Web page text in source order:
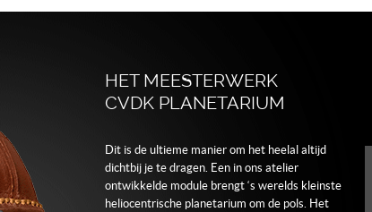
wit gerhodineerde index, gerhodineerd
Planetarium met gekleurde Zon en Aarde.
Bruin leder.
Sluiting
18 kt. witgouden gesp met logo gravure.
HET MEESTERWERK
CVDK PLANETARIUM
Dit is de ultieme manier om het heelal altijd
dichtbij je te dragen. Een in ons atelier
ontwikkelde module brengt ‘s werelds kleinste
heliocentrische planetarium om de pols. Het